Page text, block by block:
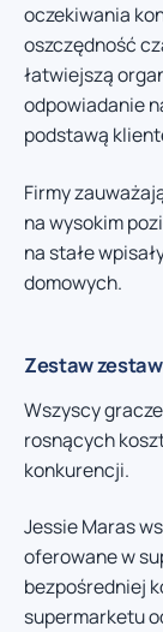
oczekiwania
oszczędność
łatwiejszą
odpowiadanie
podstawą
Firmy
na wysokim
na stałe
domowych.
Zestaw
Wszyscy
rosnących
konkurencji.
Jessie Maras
oferowane w
bezpośredniej
supermarketu